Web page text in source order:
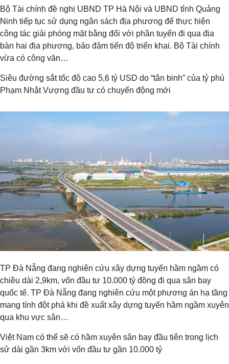
Bộ Tài chính đề nghị UBND TP Hà Nội và UBND tỉnh Quảng
Ninh tiếp tục sử dụng ngân sách địa phương để thực hiện
công tác giải phóng mặt bằng đối với phần tuyến đi qua địa
bàn hai địa phương, bảo đảm tiến độ triển khai. Bộ Tài chính
vừa có công văn…
Siêu đường sắt tốc độ cao 5,6 tỷ USD do “tân binh” của tỷ phú
Phạm Nhật Vượng đầu tư có chuyển động mới
TP Đà Nẵng đang nghiên cứu xây dựng tuyến hầm ngầm có
chiều dài 2,9km, vốn đầu tư 10.000 tỷ đồng đi qua sân bay
quốc tế. TP Đà Nẵng đang nghiên cứu một phương án hạ tầng
mang tính đột phá khi đề xuất xây dựng tuyến hầm ngầm xuyên
qua khu vực sân…
Việt Nam có thể sẽ có hầm xuyên sân bay đầu tiên trong lịch
sử dài gần 3km với vốn đầu tư gần 10.000 tỷ